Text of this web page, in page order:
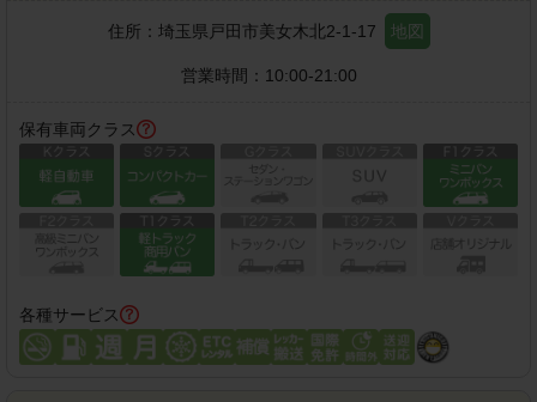
住所： 埼玉県戸田市美女木北2-1-17 地図
営業時間： 10:00-21:00
保有車両クラス
各種サービス